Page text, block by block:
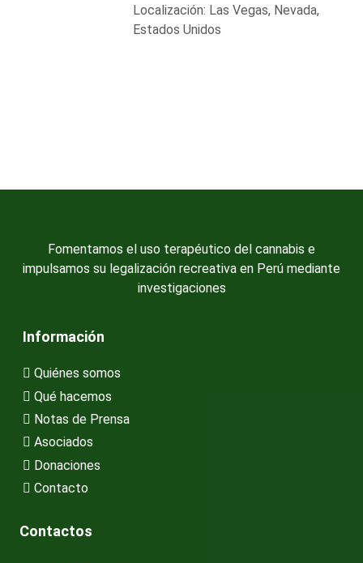
Localización: Las Vegas, Nevada,
Estados Unidos
Fomentamos el uso terapéutico del cannabis e
impulsamos su legalización recreativa en Perú mediante
investigaciones
Información
Quiénes somos
Qué hacemos
Notas de Prensa
Asociados
Donaciones
Contacto
Contactos